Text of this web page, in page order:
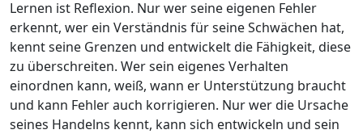
Lernen ist Reflexion. Nur wer seine eigenen Fehler
erkennt, wer ein Verständnis für seine Schwächen hat,
kennt seine Grenzen und entwickelt die Fähigkeit, diese
zu überschreiten. Wer sein eigenes Verhalten
einordnen kann, weiß, wann er Unterstützung braucht
und kann Fehler auch korrigieren. Nur wer die Ursache
seines Handelns kennt, kann sich entwickeln und sein